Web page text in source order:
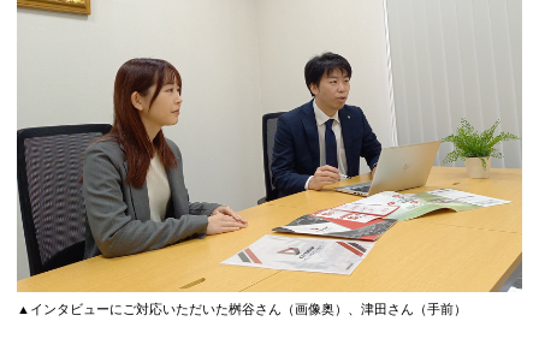
▲インタビューにご対応いただいた桝谷さん（画像奥）、津田さん（手前）